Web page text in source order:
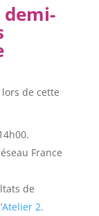
de cette
France
de
Atelier 2.